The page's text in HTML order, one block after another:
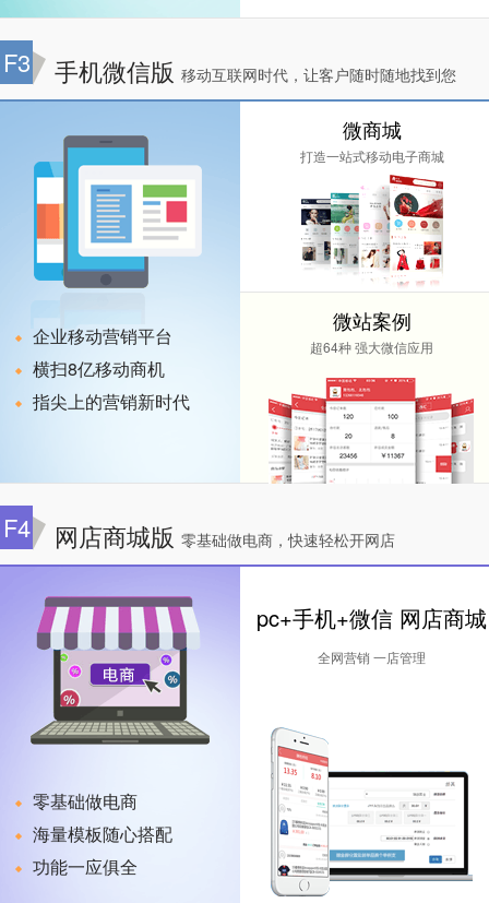
F3 手机微信版 移动互联网时代，让客户随时随地找到您
企业移动营销平台
横扫8亿移动商机
指尖上的营销新时代
微商城
打造一站式移动电子商城
微站案例
超64种 强大微信应用
F4 网店商城版 零基础做电商，快速轻松开网店
零基础做电商
海量模板随心搭配
功能一应俱全
pc+手机+微信 网店商城
全网营销 一店管理